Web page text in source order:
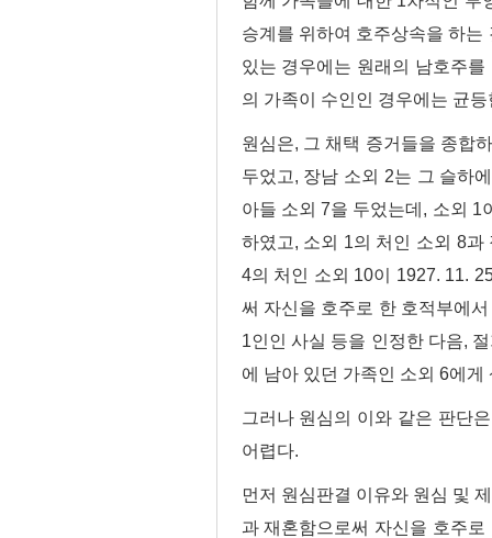
승계를 위하여 호주상속을 하
있는 경우에는 원래의 남호주
의 가족이 수인인 경우에는 균
원심은, 그 채택 증거들을 종합
두었고, 장남 소외 2는 그 슬하
아들 소외 7을 두었는데, 소외 1
하였고, 소외 1의 처인 소외 8
4의 처인 소외 10이 1927. 11.
써 자신을 호주로 한 호적부에
1인인 사실 등을 인정한 다음,
에 남아 있던 가족인 소외 6에
그러나 원심의 이와 같은 판단
어렵다.
먼저 원심판결 이유와 원심 및
과 재혼함으로써 자신을 호주